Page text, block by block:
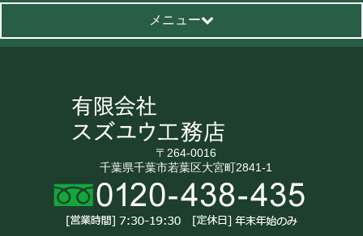
メニュー
〒264-0016
千葉県千葉市若葉区大宮町2841-1